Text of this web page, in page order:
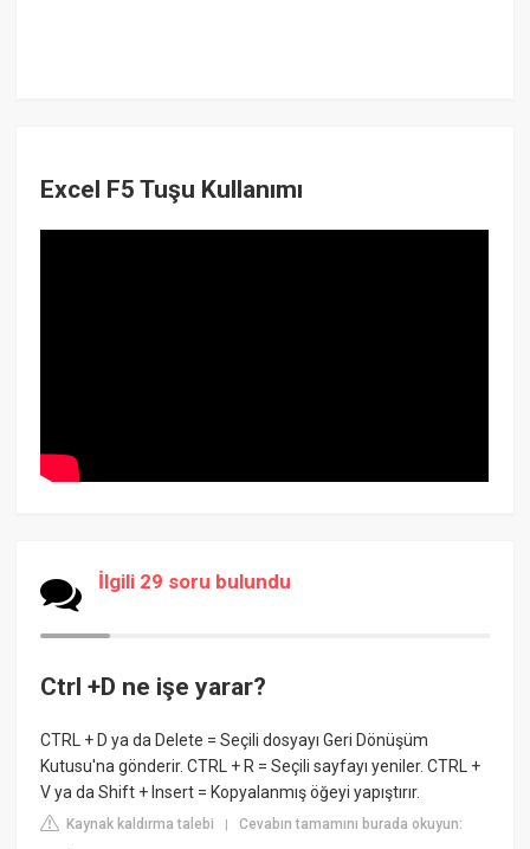
Excel F5 Tuşu Kullanımı
İlgili 29 soru bulundu
Ctrl +D ne işe yarar?
CTRL + D ya da Delete = Seçili dosyayı Geri Dönüşüm
Kutusu'na gönderir. CTRL + R = Seçili sayfayı yeniler. CTRL +
V ya da Shift + Insert = Kopyalanmış öğeyi yapıştırır.
Kaynak kaldırma talebi |Cevabın tamamını burada okuyun: